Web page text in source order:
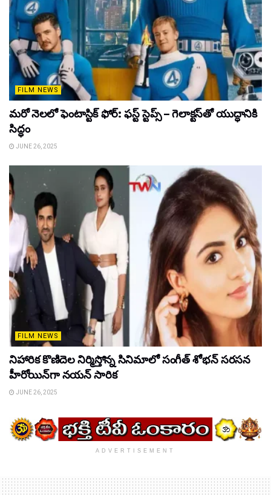
FILM NEWS
మరో నెలలో ఫెంటాస్టిక్ ఫోర్: ఫస్ట్ స్టెప్స్ – గెలాక్టస్‌తో యుద్ధానికి
సిద్ధం
JUNE 26, 2025
FILM NEWS
నిహారిక కొణిదెల నిర్మిస్తోన్న సినిమాలో సంగీత్ శోభన్ సరసన
హీరోయిన్‌గా నయన్ సారిక
JUNE 26, 2025
ADVERTISEMENT